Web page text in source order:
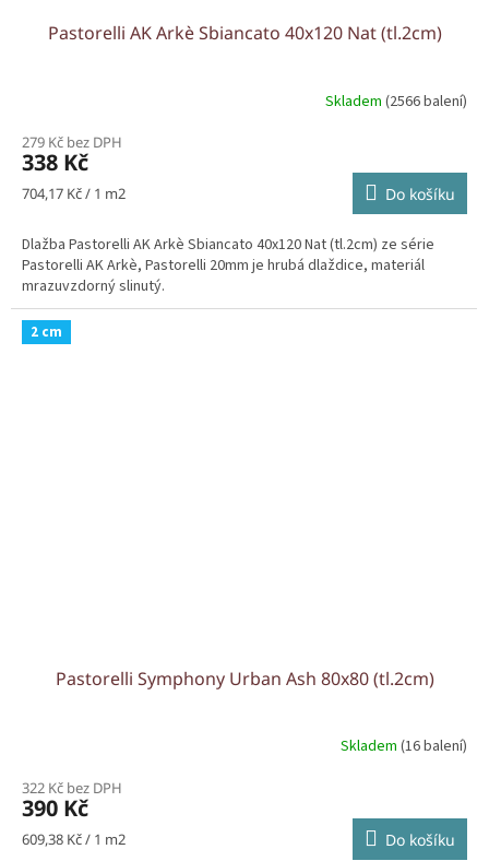
Pastorelli AK Arkè Sbiancato 40x120 Nat (tl.2cm)
Skladem (2566 balení)
279 Kč bez DPH
338 Kč
Měrná
704,17 Kč / 1 m2 Do košíku
Dlažba Pastorelli AK Arkè Sbiancato 40x120 Nat (tl.2cm) ze série
Pastorelli AK Arkè, Pastorelli 20mm je hrubá dlaždice, materiál
mrazuvzdorný slinutý.
2 cm
Pastorelli Symphony Urban Ash 80x80 (tl.2cm)
Skladem (16 balení)
322 Kč bez DPH
390 Kč
Měrná
609,38 Kč / 1 m2 Do košíku